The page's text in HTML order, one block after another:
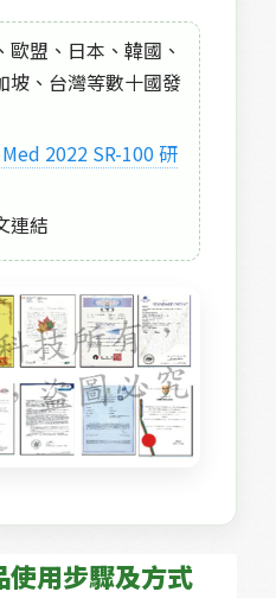
歐盟、日本、韓國、
坡、台灣等數十國發
2022 SR-100 研
連結
用步驟及方式